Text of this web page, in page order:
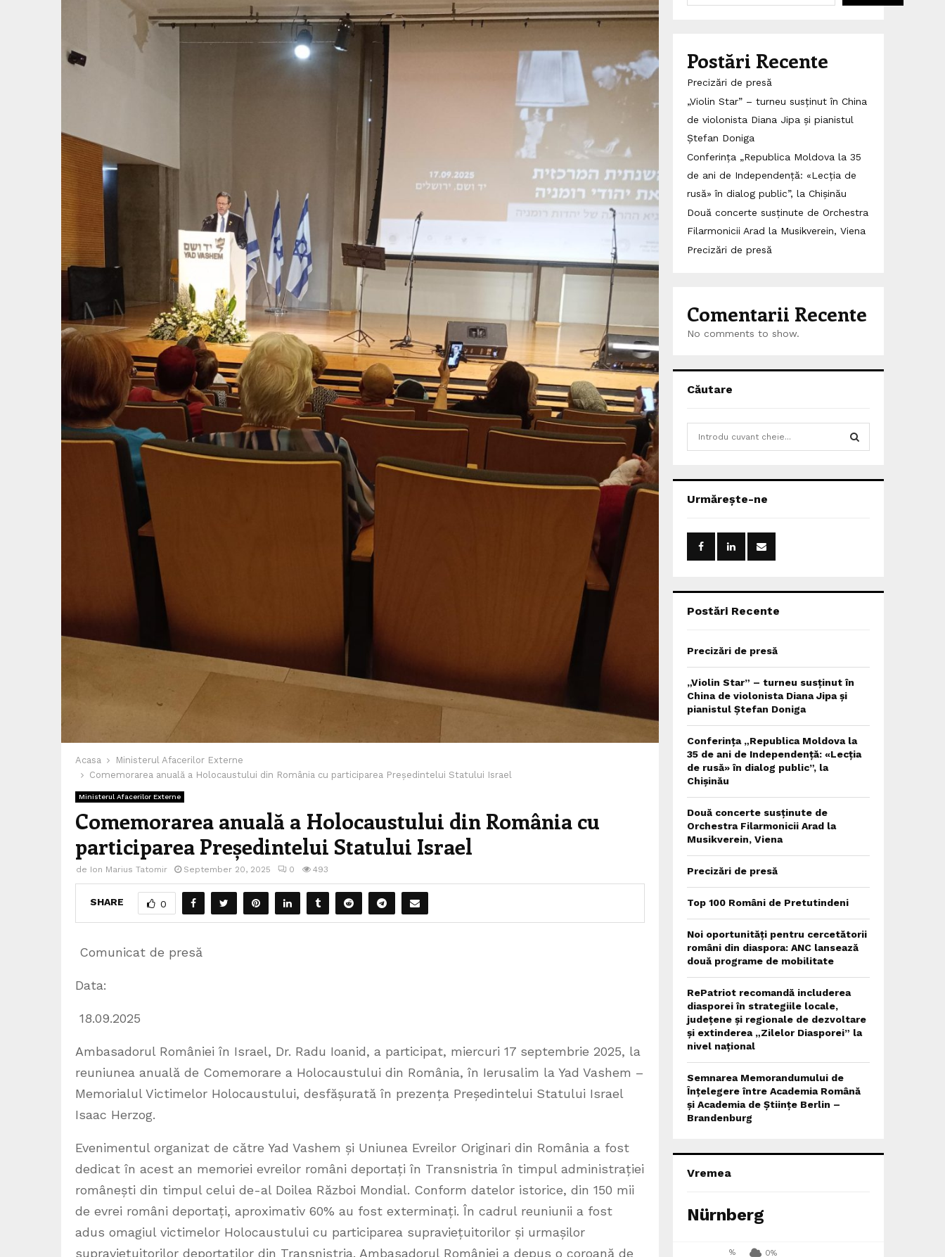
Acasa
Ministerul Afacerilor Externe
Comemorarea anuală a Holocaustului din România cu participarea Președintelui Statului Israel
Ministerul Afacerilor Externe
Comemorarea anuală a Holocaustului din România cu
participarea Președintelui Statului Israel
de Ion Marius Tatomir September 20, 2025 0 493
SHARE 0
Comunicat de presă
Data:
18.09.2025
Ambasadorul României în Israel, Dr. Radu Ioanid, a participat, miercuri 17 septembrie 2025, la
reuniunea anuală de Comemorare a Holocaustului din România, în Ierusalim la Yad Vashem –
Memorialul Victimelor Holocaustului, desfășurată în prezența Președintelui Statului Israel
Isaac Herzog.
Evenimentul organizat de către Yad Vashem și Uniunea Evreilor Originari din România a fost
dedicat în acest an memoriei evreilor români deportați în Transnistria în timpul administrației
românești din timpul celui de-al Doilea Război Mondial. Conform datelor istorice, din 150 mii
de evrei români deportați, aproximativ 60% au fost exterminați. În cadrul reuniunii a fost
adus omagiul victimelor Holocaustului cu participarea supraviețuitorilor și urmașilor
supraviețuitorilor deportaților din Transnistria. Ambasadorul României a depus o coroană de
Postări Recente
Precizări de presă
„Violin Star” – turneu susținut în China
de violonista Diana Jipa și pianistul
Ștefan Doniga
Conferința „Republica Moldova la 35
de ani de Independență: «Lecția de
rusă» în dialog public”, la Chișinău
Două concerte susținute de Orchestra
Filarmonicii Arad la Musikverein, Viena
Precizări de presă
Comentarii Recente
No comments to show.
Căutare
h
o
:
Urmărește-ne
Postări Recente
Precizări de presă
„Violin Star” – turneu susținut în
China de violonista Diana Jipa și
pianistul Ștefan Doniga
Conferința „Republica Moldova la
35 de ani de Independență: «Lecția
de rusă» în dialog public”, la
Chișinău
Două concerte susținute de
Orchestra Filarmonicii Arad la
Musikverein, Viena
Precizări de presă
Top 100 Români de Pretutindeni
Noi oportunități pentru cercetătorii
români din diaspora: ANC lansează
două programe de mobilitate
RePatriot recomandă includerea
diasporei în strategiile locale,
județene și regionale de dezvoltare
și extinderea „Zilelor Diasporei” la
nivel național
Semnarea Memorandumului de
Înțelegere între Academia Română
și Academia de Științe Berlin –
Brandenburg
Vremea
Nürnberg
% 0%